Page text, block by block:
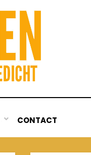
CONTACT